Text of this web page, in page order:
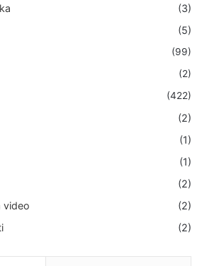
(3)
(5)
(99)
(2)
(422)
(2)
(1)
(1)
(2)
video
(2)
(2)